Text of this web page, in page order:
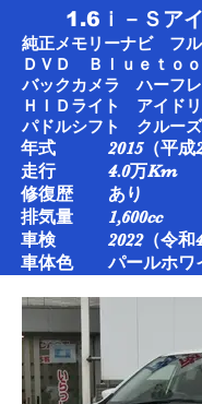
1.6ｉ－Ｓア
純正メモリーナビ フ
ＤＶＤ Ｂｌｕｅｔｏ
バックカメラ ハー
ＨＩＤライト アイド
パドルシフト クルー
年式 2015（平成
走行 4.0万Km​
修復歴 あり
排気量 1,600cc
車検 2022（令和4
車体色 パールホワ